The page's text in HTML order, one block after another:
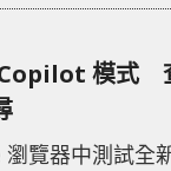
用戶專享的，
Copilot 模式
覽器中測試全